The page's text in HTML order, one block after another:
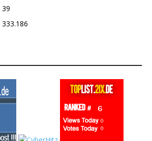
39
333.186